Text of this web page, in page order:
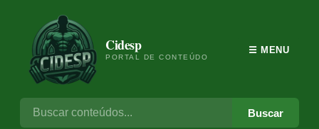
Cidesp
PORTAL DE CONTEÚDO
Buscar
☰ MENU